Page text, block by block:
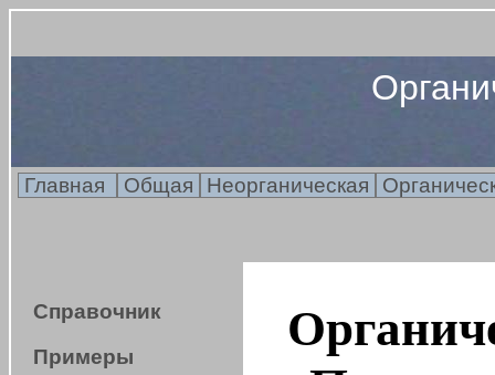
Главная Общая Неорганическая
Справочник
Примеры